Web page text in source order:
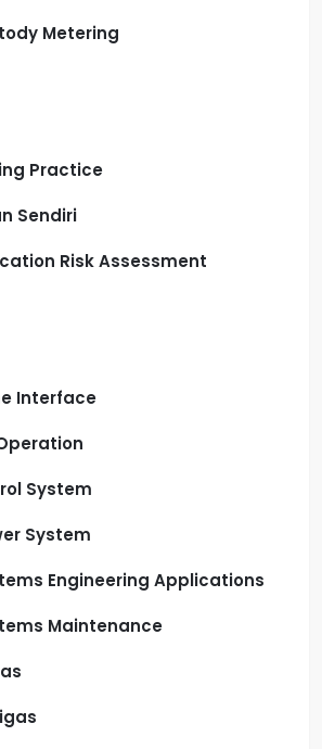
Metering
Practice
Sendiri
Risk Assessment
Interface
System
System
Engineering Applications
Maintenance